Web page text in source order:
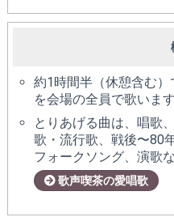
約1時間半（休憩含む
を会場の全員で歌いま
とりあげる曲は、唱歌
歌・流行歌、戦後〜80
フォークソング、演歌な
歌声喫茶の愛唱歌